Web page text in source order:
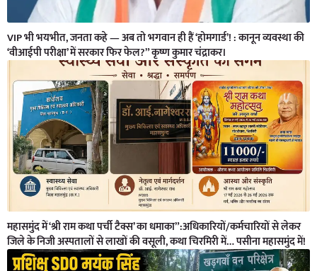
VIP भी भयभीत, जनता कहे — अब तो भगवान ही हैं ‘होमगार्ड’! : कानून व्यवस्था की
‘वीआईपी परीक्षा’ में सरकार फिर फेल?” कृष्ण कुमार चंद्राकर।
महासमुंद में ‘श्री राम कथा पर्ची टैक्स’ का धमाका”:अधिकारियों/कर्मचारियों से लेकर
जिले के निजी अस्पतालों से लाखों की वसूली, कथा चिरमिरी में… पसीना महासमुंद में!